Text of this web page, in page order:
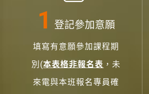
登記參加意願
填寫有意願參加課程期
別(本表格非報名表 ，未
來電與本班報名專員確